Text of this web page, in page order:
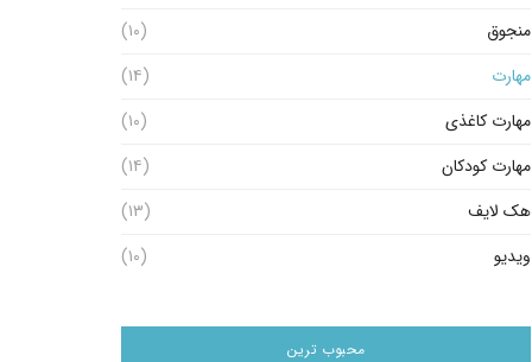
منجوق
(۱۰)
مهارت
(۱۴)
مهارت کاغذی
(۱۰)
مهارت کودکان
(۱۴)
هک لایف
(۱۳)
ویدیو
(۱۰)
محبوب ترین